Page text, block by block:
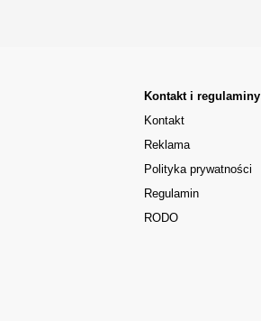
Kontakt i regulaminy
Kontakt
Reklama
Polityka prywatności
Regulamin
RODO